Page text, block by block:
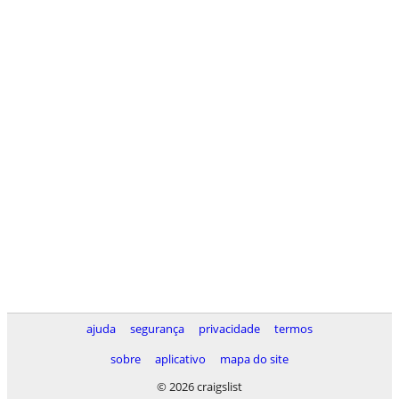
ajuda segurança privacidade
termos
sobre
aplicativo
mapa do site
© 2026 craigslist